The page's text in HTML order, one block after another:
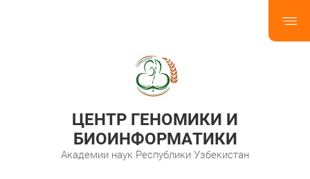
ЦЕНТР ГЕНОМИКИ И
БИОИНФОРМАТИКИ
Академии наук Республики Узбекистан